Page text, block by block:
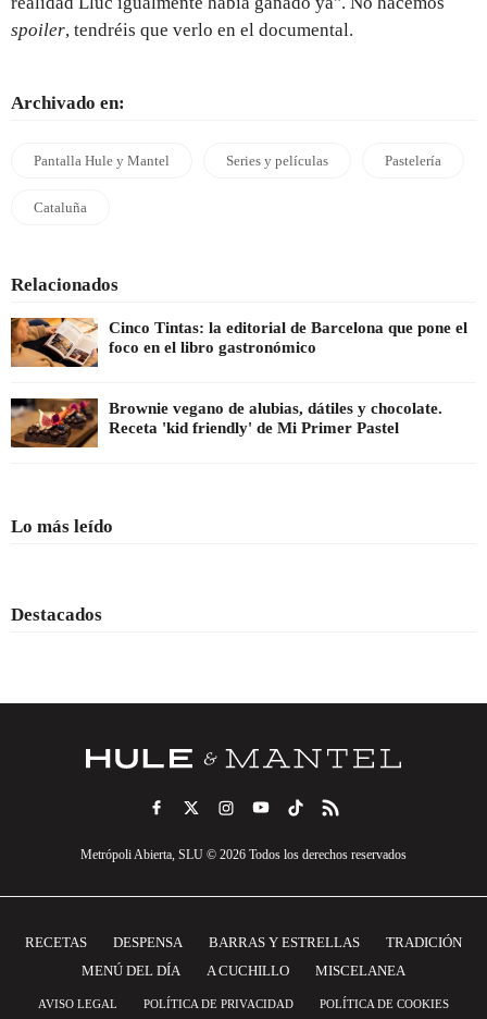
spoiler, tendréis que verlo en el documental.
Archivado en:
Pantalla Hule y Mantel Series y películas Pastelería
Cataluña
Relacionados
Cinco Tintas: la editorial de Barcelona que pone el
foco en el libro gastronómico
Brownie vegano de alubias, dátiles y chocolate.
Receta 'kid friendly' de Mi Primer Pastel
Lo más leído
Destacados
Metrópoli Abierta, SLU © 2026 Todos los derechos reservados
RECETAS DESPENSA BARRAS Y ESTRELLAS
TRADICIÓN
MENÚ DEL DÍA
A CUCHILLO MISCELANEA
AVISO LEGAL POLÍTICA DE PRIVACIDAD POLÍTICA DE COOKIES